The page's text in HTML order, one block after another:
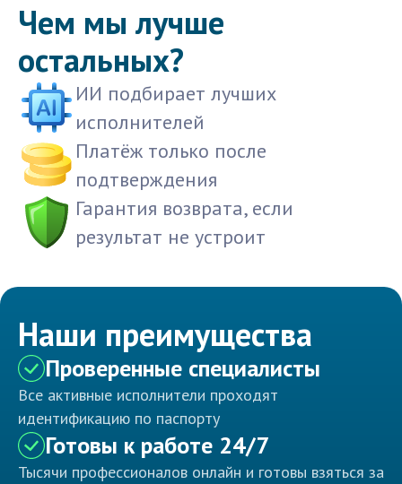
Чем мы лучше
остальных?
ИИ подбирает лучших
исполнителей
Платёж только после
подтверждения
Гарантия возврата, если
результат не устроит
Наши преимущества
Проверенные специалисты
Все активные исполнители проходят
идентификацию по паспорту
Готовы к работе 24/7
Тысячи профессионалов онлайн и готовы взяться за